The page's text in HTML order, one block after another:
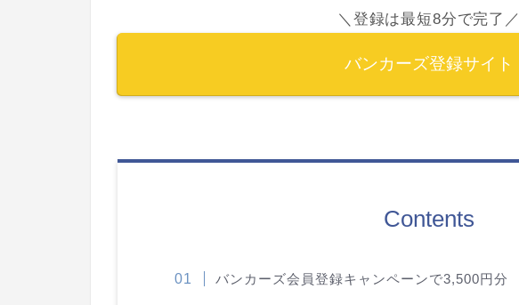
＼登録は最短8分で完了／
バンカーズ登録サイト
Contents
バンカーズ会員登録キャンペーンで3,500円分